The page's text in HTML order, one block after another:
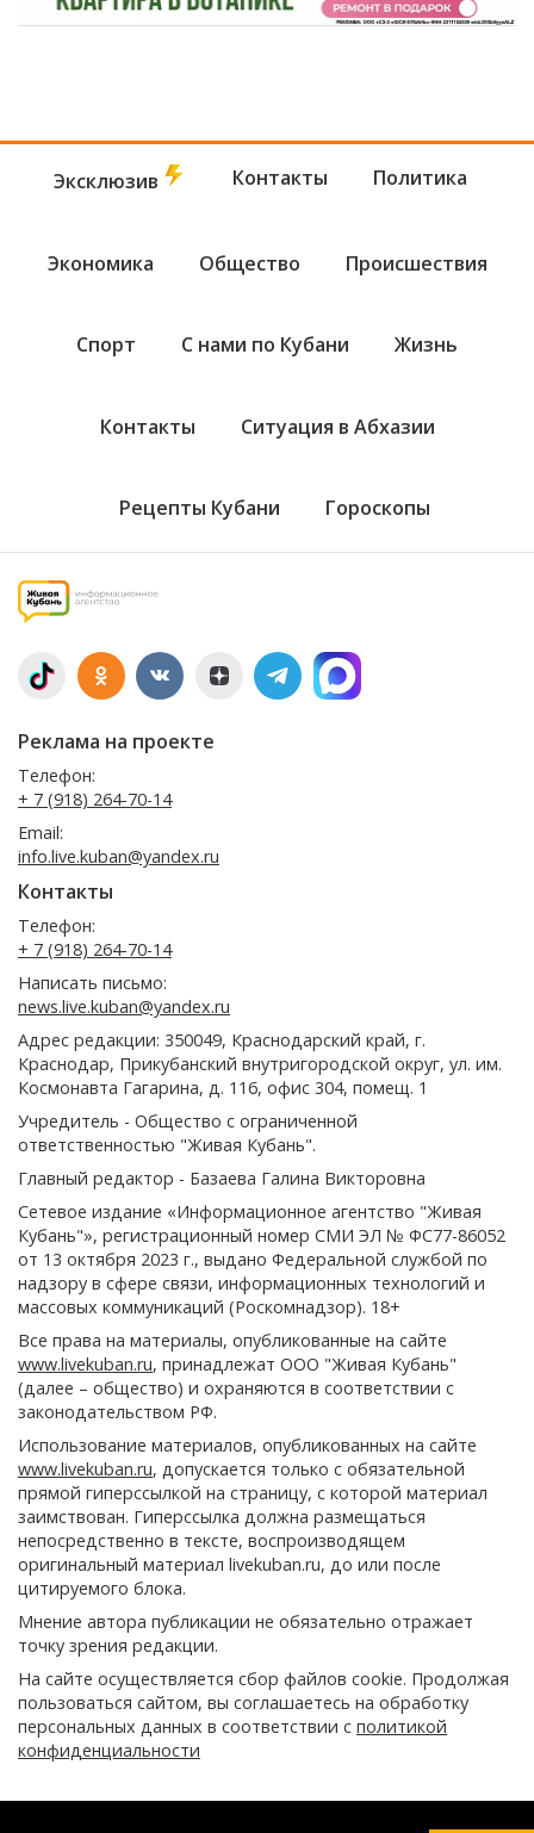
Эксклюзив Контакты Политика
Экономика Общество Происшествия
Спорт С нами по Кубани Жизнь
Контакты Ситуация в Абхазии
Рецепты Кубани Гороскопы
Реклама на проекте
Телефон:
+ 7 (918) 264-70-14
Email:
info.live.kuban@yandex.ru
Контакты
Телефон:
+ 7 (918) 264-70-14
Написать письмо:
news.live.kuban@yandex.ru
Адрес редакции: 350049, Краснодарский край, г.
Краснодар, Прикубанский внутригородской округ, ул. им.
Космонавта Гагарина, д. 116, офис 304, помещ. 1
Учредитель - Общество с ограниченной
ответственностью "Живая Кубань".
Главный редактор - Базаева Галина Викторовна
Сетевое издание «Информационное агентство "Живая
Кубань"», регистрационный номер СМИ ЭЛ № ФС77-86052
от 13 октября 2023 г., выдано Федеральной службой по
надзору в сфере связи, информационных технологий и
массовых коммуникаций (Роскомнадзор). 18+
Все права на материалы, опубликованные на сайте
www.livekuban.ru, принадлежат ООО "Живая Кубань"
(далее – общество) и охраняются в соответствии с
законодательством РФ.
Использование материалов, опубликованных на сайте
www.livekuban.ru, допускается только с обязательной
прямой гиперссылкой на страницу, с которой материал
заимствован. Гиперссылка должна размещаться
непосредственно в тексте, воспроизводящем
оригинальный материал livekuban.ru, до или после
цитируемого блока.
Мнение автора публикации не обязательно отражает
точку зрения редакции.
На сайте осуществляется сбор файлов cookie. Продолжая
пользоваться сайтом, вы соглашаетесь на обработку
персональных данных в соответствии с политикой
конфиденциальности